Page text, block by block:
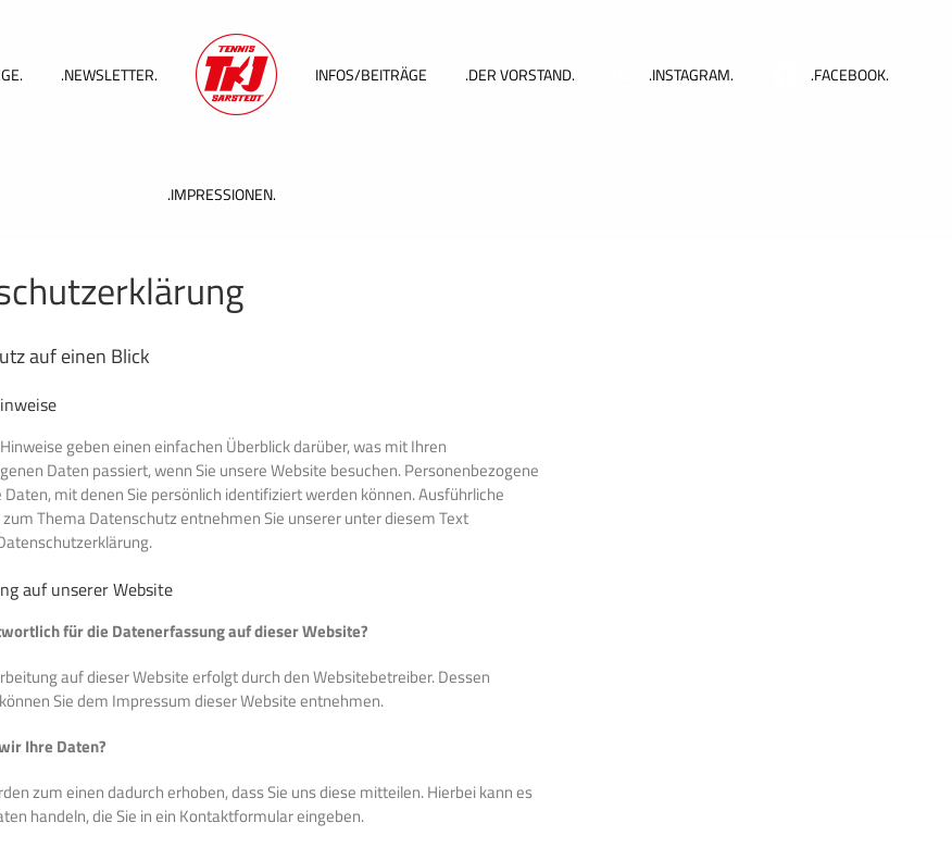
.NEWSLETTER. INFOS/BEITRÄGE .DER VORSTAND. .INSTAGRAM. .FACEBOOK.
.IMPRESSIONEN.
auf einen Blick
geben einen einfachen Überblick darüber, was mit Ihren
Daten passiert, wenn Sie unsere Website besuchen. Personenbezogene
Daten, mit denen Sie persönlich identifiziert werden können. Ausführliche
Thema Datenschutz entnehmen Sie unserer unter diesem Text
auf unserer Website
für die Datenerfassung auf dieser Website?
auf dieser Website erfolgt durch den Websitebetreiber. Dessen
Sie dem Impressum dieser Website entnehmen.
Ihre Daten?
zum einen dadurch erhoben, dass Sie uns diese mitteilen. Hierbei kann es
handeln, die Sie in ein Kontaktformular eingeben.